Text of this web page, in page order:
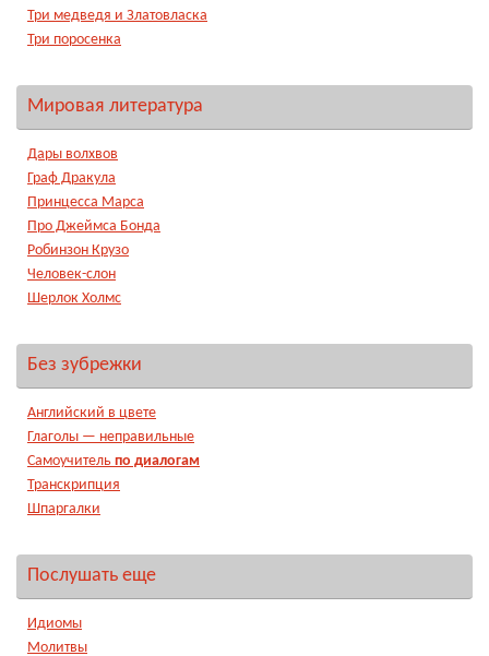
Три медведя и Златовласка
Три поросенка
Мировая литература
Дары волхвов
Граф Дракула
Принцесса Марса
Про Джеймса Бонда
Робинзон Крузо
Человек-слон
Шерлок Холмс
Без зубрежки
Английский в цвете
Глаголы — неправильные
Самоучитель по диалогам
Транскрипция
Шпаргалки
Послушать еще
Идиомы
Молитвы